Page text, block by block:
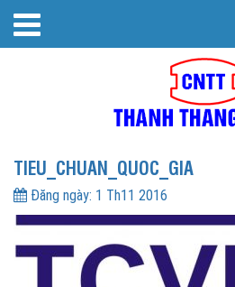
TIEU_CHUAN_QUOC_GIA
Đăng ngày: 1 Th11 2016